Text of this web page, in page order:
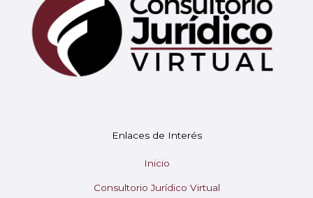
Enlaces de Interés
Inicio
Consultorio Jurídico Virtual
Mary
¡Hola! 👋 Soy Mary tu asistente virtual.